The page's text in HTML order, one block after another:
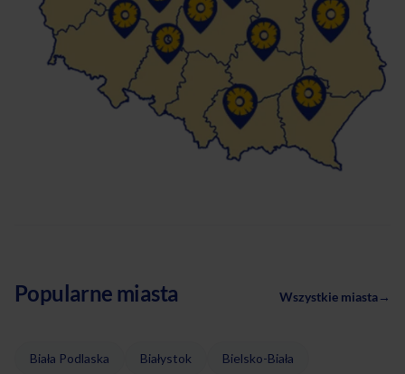
Popularne miasta Wszystkie miasta→
Biała Podlaska Białystok Bielsko-Biała